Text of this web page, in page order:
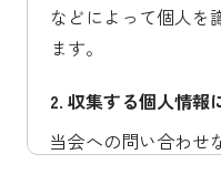
などによって個人を
ます。
2. 収集する個人情報
当会への問い合わせ